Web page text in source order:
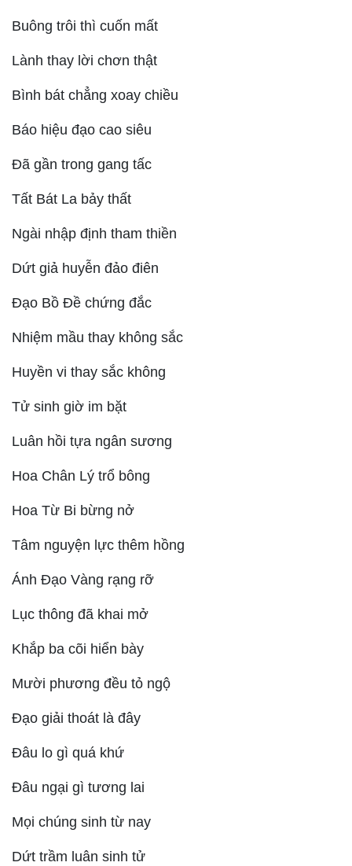
Buông trôi thì cuốn mất
Lành thay lời chơn thật
Bình bát chẳng xoay chiều
Báo hiệu đạo cao siêu
Đã gần trong gang tấc
Tất Bát La bảy thất
Ngài nhập định tham thiền
Dứt giả huyễn đảo điên
Đạo Bồ Đề chứng đắc
Nhiệm mầu thay không sắc
Huyền vi thay sắc không
Tử sinh giờ im bặt
Luân hồi tựa ngân sương
Hoa Chân Lý trổ bông
Hoa Từ Bi bừng nở
Tâm nguyện lực thêm hồng
Ánh Đạo Vàng rạng rỡ
Lục thông đã khai mở
Khắp ba cõi hiển bày
Mười phương đều tỏ ngộ
Đạo giải thoát là đây
Đâu lo gì quá khứ
Đâu ngại gì tương lai
Mọi chúng sinh từ nay
Dứt trầm luân sinh tử